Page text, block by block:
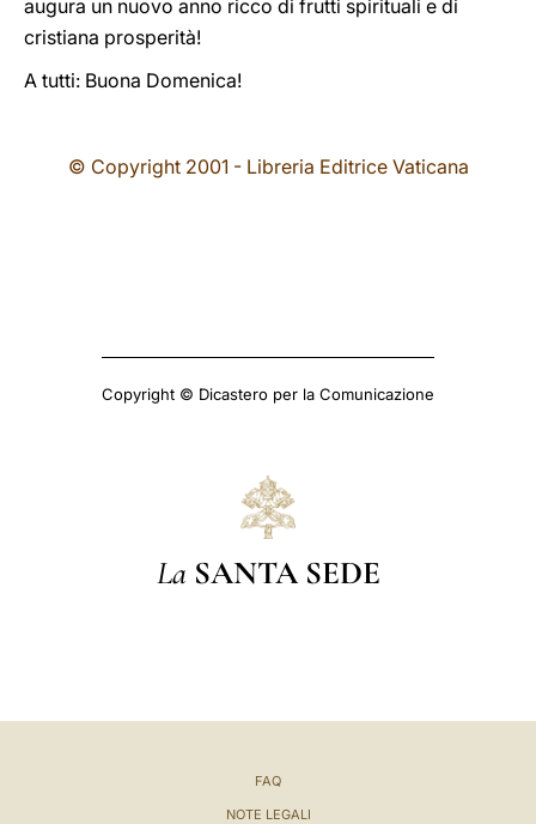
augura un nuovo anno ricco di frutti spirituali e di
cristiana prosperità!
A tutti: Buona Domenica!
© Copyright 2001 - Libreria Editrice Vaticana
Copyright © Dicastero per la Comunicazione
La SANTA SEDE
FAQ
NOTE LEGALI